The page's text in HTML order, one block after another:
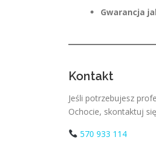
Gwarancja
Kontakt
Jeśli potrzebujesz
Ochocie, skontaktuj
570 933 114